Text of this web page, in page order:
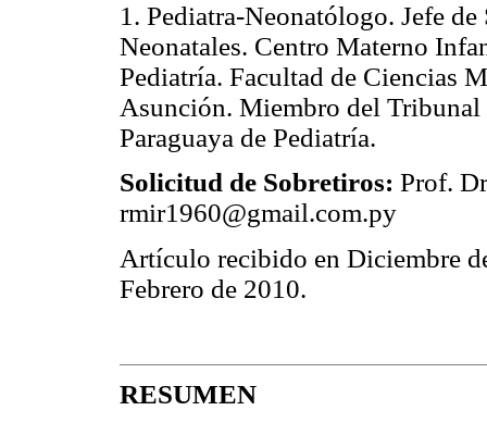
1. Pediatra-Neonatólogo. Jefe
Neonatales. Centro Materno
Pediatría. Facultad de Ciencias
Asunción. Miembro del
Paraguaya de Pediatría.
Solicitud de Sobretiros: Prof.
rmir1960@gmail.com.py
Artículo recibido en Diciembre
Febrero de 2010.
RESUMEN